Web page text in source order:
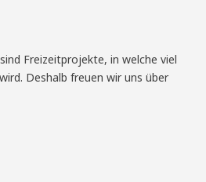
Freizeitprojekte, in welche viel
Deshalb freuen wir uns über